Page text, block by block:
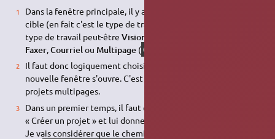
Dans la fenêtre principale, il y a une icône représentant une
cible (en fait c'est le type de travail, en anglais "Target"). Le
type de travail peut-être Visionneuse
Faxer,Courrielou Multipage(Ctrl
Il faut donc logiquement choisir
nouvelle fenêtre s'ouvre. C'est la fenêtre de gestion des
projets multipages.
Dans un premier temps, il faut créer un projet en cliquant sur
« Créer un projet » et lui donner une destination.
Je vais considérer que le chemin est celui par défaut c'est-à-